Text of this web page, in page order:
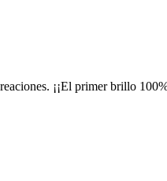
¡¡El primer brillo